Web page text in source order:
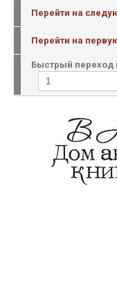
Перейти на
Перейти на
Быстрый переход